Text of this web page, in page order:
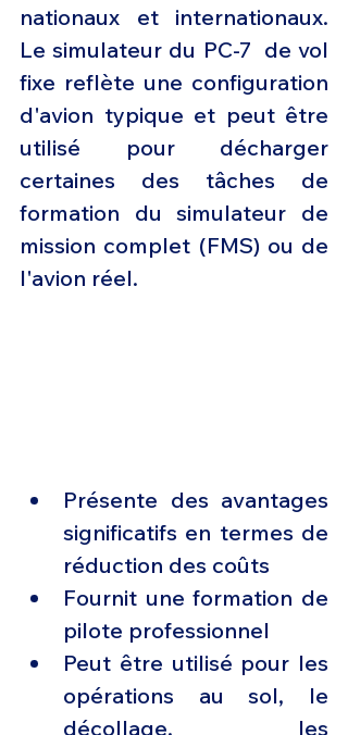
nationaux et internationaux.
Le simulateur du PC-7  de vol
fixe reflète une configuration
d'avion typique et peut être
utilisé pour décharger
certaines des tâches de
formation du simulateur de
mission complet (FMS) ou de
l'avion réel.
Présente des avantages
significatifs en termes de
réduction des coûts
Fournit une formation de
pilote professionnel
Peut être utilisé pour les
opérations au sol, le
décollage, les